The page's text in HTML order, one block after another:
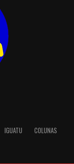
IGUATU
COLUNAS